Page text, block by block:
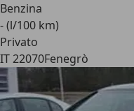
Benzina
- (l/100 km)
Privato
IT 22070Fenegrò